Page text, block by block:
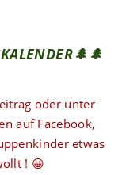
oder unter
auf Facebook,
etwas
! 😀